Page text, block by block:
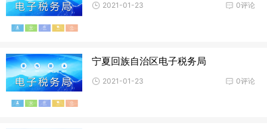
0评论
2021-01-23
宁夏回族自治区电子税务局
0评论
2021-01-23